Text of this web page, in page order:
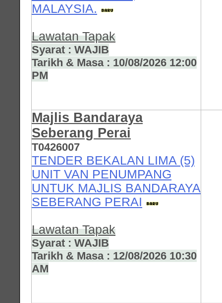
MALAYSIA.
Lawatan Tapak
Syarat : WAJIB
Tarikh & Masa : 10/08/2026 12:00
PM
Majlis Bandaraya
Seberang Perai
T0426007
TENDER BEKALAN LIMA (5)
UNIT VAN PENUMPANG
UNTUK MAJLIS BANDARAYA
SEBERANG PERAI
Lawatan Tapak
Syarat : WAJIB
Tarikh & Masa : 12/08/2026 10:30
AM